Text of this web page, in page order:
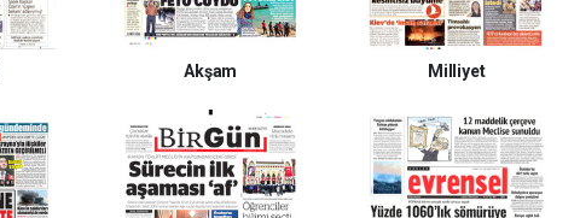
Akşam Milliyet